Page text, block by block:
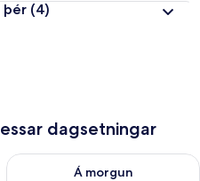
þér (4)
dagsetningar
10
Á morgun
Athuga framboð á morgun